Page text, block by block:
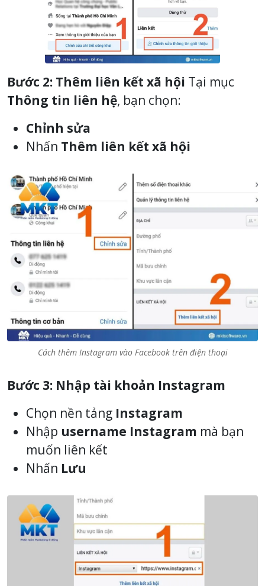
Bước 2: Thêm liên kết xã hội Tại mục
Thông tin liên hệ, bạn chọn:
Chỉnh sửa
Nhấn Thêm liên kết xã hội
Cách thêm Instagram vào Facebook trên điện thoại
Bước 3: Nhập tài khoản Instagram
Chọn nền tảng Instagram
Nhập username Instagram mà bạn
muốn liên kết
Nhấn Lưu